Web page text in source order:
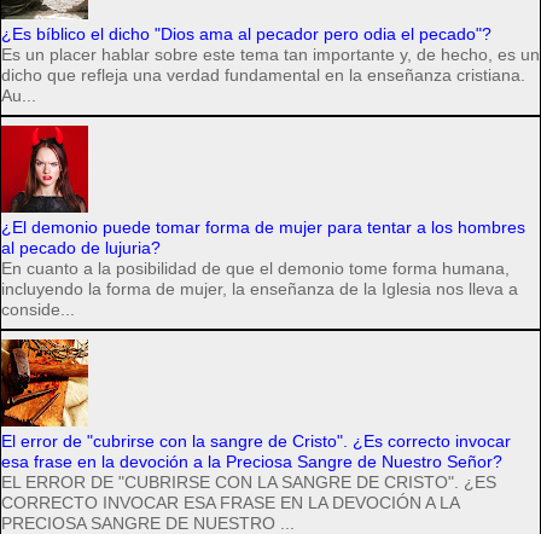
¿Es bíblico el dicho "Dios ama al pecador pero odia el pecado"?
Es un placer hablar sobre este tema tan importante y, de hecho, es un
dicho que refleja una verdad fundamental en la enseñanza cristiana.
Au...
¿El demonio puede tomar forma de mujer para tentar a los hombres
al pecado de lujuria?
En cuanto a la posibilidad de que el demonio tome forma humana,
incluyendo la forma de mujer, la enseñanza de la Iglesia nos lleva a
conside...
El error de "cubrirse con la sangre de Cristo". ¿Es correcto invocar
esa frase en la devoción a la Preciosa Sangre de Nuestro Señor?
EL ERROR DE "CUBRIRSE CON LA SANGRE DE CRISTO". ¿ES
CORRECTO INVOCAR ESA FRASE EN LA DEVOCIÓN A LA
PRECIOSA SANGRE DE NUESTRO ...